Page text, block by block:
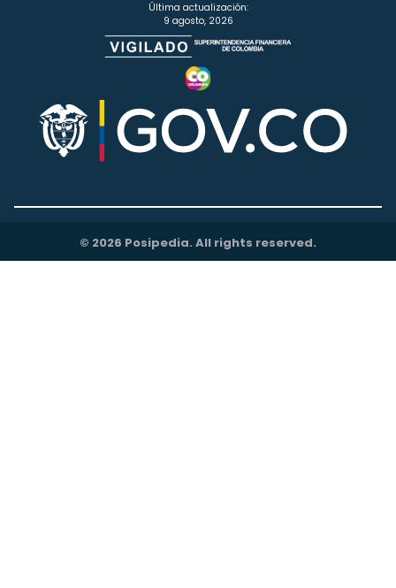
Última actualización:
9 agosto, 2026
© 2026 Posipedia. All rights reserved.